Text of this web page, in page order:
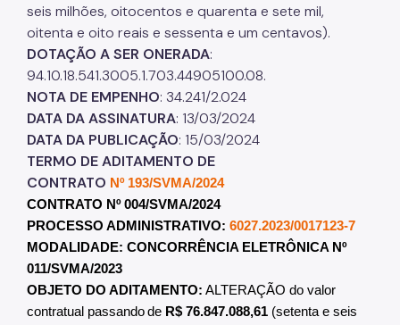
seis milhões, oitocentos e quarenta e sete mil,
oitenta e oito reais e sessenta e um centavos).
DOTAÇÃO A SER ONERADA:
94.10.18.541.3005.1.703.44905100.08.
NOTA DE EMPENHO: 34.241/2.024
DATA DA ASSINATURA: 13/03/2024
DATA DA PUBLICAÇÃO: 15/03/2024
TERMO DE ADITAMENTO DE
CONTRATO Nº 193/SVMA/2024
CONTRATO Nº 004/SVMA/2024
PROCESSO ADMINISTRATIVO: 6027.2023/0017123-7
MODALIDADE: CONCORRÊNCIA ELETRÔNICA Nº
011/SVMA/2023
OBJETO DO ADITAMENTO: ALTERAÇÃO do valor
contratual passandode R$ 76.847.088,61 (setenta e seis